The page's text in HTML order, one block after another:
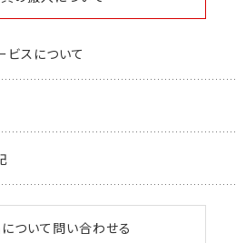
ビスについて
ついて問い合わせる